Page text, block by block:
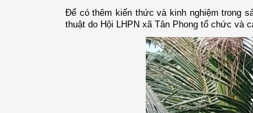
Để có thêm kiến thức và kinh nghiệm trong
thuật do Hội LHPN xã Tân Phong tổ chức và